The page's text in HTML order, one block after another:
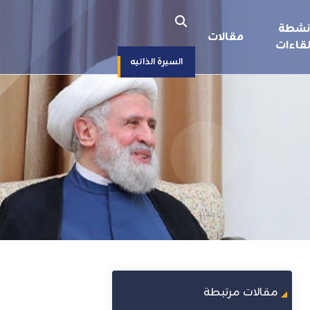
مقالات
السيرة الذاتيه
مقالات مرتبطة